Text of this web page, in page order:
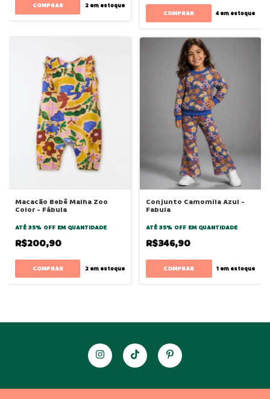
COMPRAR 2em estoque
COMPRAR 4 em estoque
Macacão Bebê Malha Zoo
Color - Fábula
ATÉ 35% OFF EM QUANTIDADE
R$200,90
COMPRAR 2em estoque
Conjunto Camomila Azul -
Fabula
ATÉ 35% OFF EM QUANTIDADE
R$346,90
COMPRAR 1 em estoque